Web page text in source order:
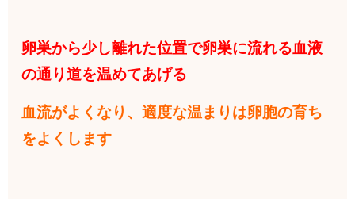
卵巣から少し離れた位置で卵巣に流れる血液
の通り道を温めてあげる
血流がよくなり、適度な温まりは卵胞の育ち
をよくします